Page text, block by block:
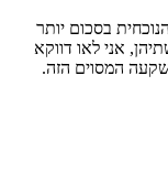
בסכום יותר
שתיהן, אני לאו דווקא
המסוים הזה.